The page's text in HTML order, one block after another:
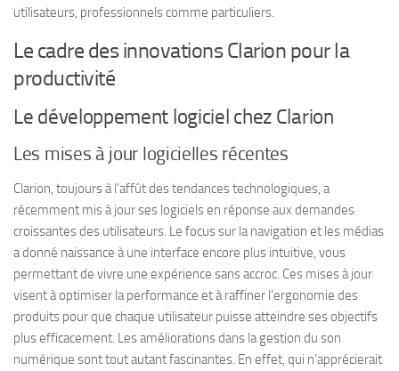
utilisateurs, professionnels comme particuliers.
Le cadre des innovations Clarion pour la
productivité
Le développement logiciel chez Clarion
Les mises à jour logicielles récentes
Clarion, toujours à l’affût des tendances technologiques, a
récemment mis à jour ses logiciels en réponse aux demandes
croissantes des utilisateurs. Le focus sur la navigation et les médias
a donné naissance à une interface encore plus intuitive, vous
permettant de vivre une expérience sans accroc. Ces mises à jour
visent à optimiser la performance et à raffiner l’ergonomie des
produits pour que chaque utilisateur puisse atteindre ses objectifs
plus efficacement. Les améliorations dans la gestion du son
numérique sont tout autant fascinantes. En effet, qui n’apprécierait